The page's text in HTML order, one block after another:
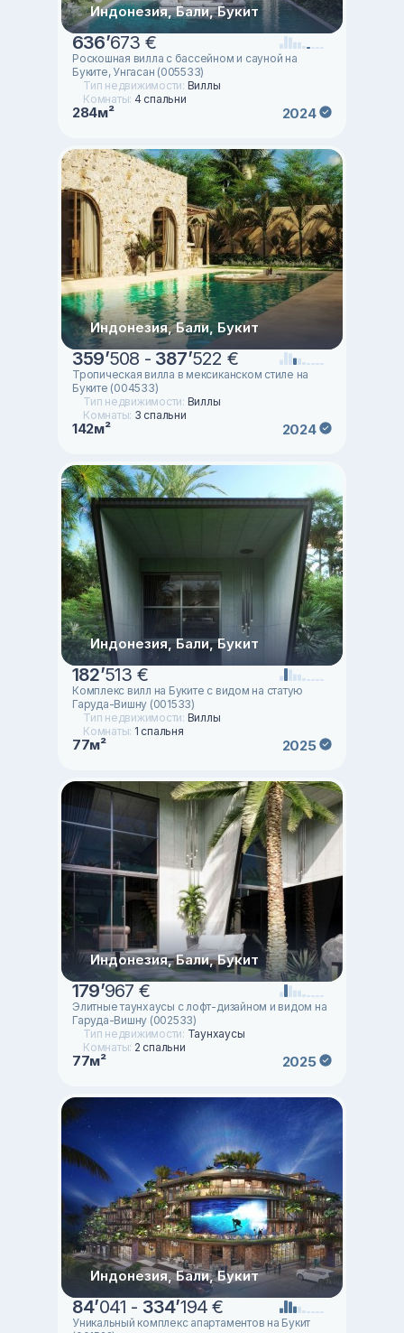
Индонезия, Бали, Букит
636’673 €
Роскошная вилла с бассейном и сауной на
Буките, Унгасан (005533)
Тип недвижимости: Виллы
Комнаты: 4 спальни
284м² 2024
Индонезия, Бали, Букит
359’508 - 387’522 €
Тропическая вилла в мексиканском стиле на
Буките (004533)
Тип недвижимости: Виллы
Комнаты: 3 спальни
142м² 2024
Индонезия, Бали, Букит
182’513 €
Комплекс вилл на Буките с видом на статую
Гаруда-Вишну (001533)
Тип недвижимости: Виллы
Комнаты: 1 спальня
77м² 2025
Индонезия, Бали, Букит
179’967 €
Элитные таунхаусы с лофт-дизайном и видом на
Гаруда-Вишну (002533)
Тип недвижимости: Таунхаусы
Комнаты: 2 спальни
77м² 2025
Индонезия, Бали, Букит
84’041 - 334’194 €
Уникальный комплекс апартаментов на Букит